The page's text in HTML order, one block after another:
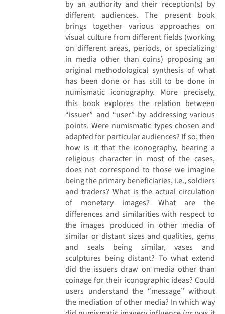
by an authority and their reception(s) by
different audiences. The present book
brings together various approaches on
visual culture from different fields (working
on different areas, periods, or specializing
in media other than coins) proposing an
original methodological synthesis of what
has been done or has still to be done in
numismatic iconography. More precisely,
this book explores the relation between
“issuer” and “user” by addressing various
points. Were numismatic types chosen and
adapted for particular audiences? If so, then
how is it that the iconography, bearing a
religious character in most of the cases,
does not correspond to those we imagine
being the primary beneficiaries, i.e., soldiers
and traders? What is the actual circulation
of monetary images? What are the
differences and similarities with respect to
the images produced in other media of
similar or distant sizes and qualities, gems
and seals being similar, vases and
sculptures being distant? To what extend
did the issuers draw on media other than
coinage for their iconographic ideas? Could
users understand the “message” without
the mediation of other media? In which way